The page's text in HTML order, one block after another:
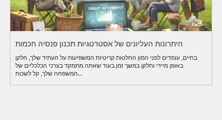
היתרונות העליונים של אסטרטגיות תכנון פנסיה חכמות
בחיים, עומדים לפני המון החלטות קריטיות המשפיעות על העתיד שלך, חלקן
באופן מיידי וחלקן במשך זמן.בעוד שאתה מתמקד בצרכי הכלכליים של
המשפחה שלך, קל לשכוח...